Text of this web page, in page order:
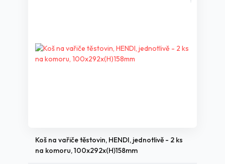
Koš na vařiče těstovin, HENDI, jednotlivě - 2 ks
na komoru, 100x292x(H)158mm